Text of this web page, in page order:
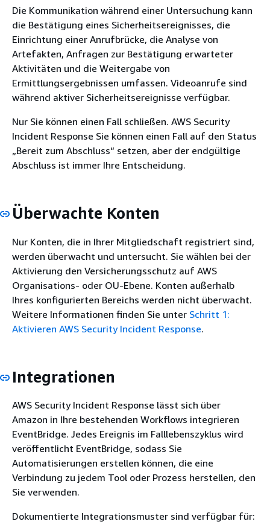
Die Kommunikation während einer Untersuchung kann
die Bestätigung eines Sicherheitsereignisses, die
Einrichtung einer Anrufbrücke, die Analyse von
Artefakten, Anfragen zur Bestätigung erwarteter
Aktivitäten und die Weitergabe von
Ermittlungsergebnissen umfassen. Videoanrufe sind
während aktiver Sicherheitsereignisse verfügbar.
Nur Sie können einen Fall schließen. AWS Security
Incident Response Sie können einen Fall auf den Status
„Bereit zum Abschluss“ setzen, aber der endgültige
Abschluss ist immer Ihre Entscheidung.
Überwachte Konten
Nur Konten, die in Ihrer Mitgliedschaft registriert sind,
werden überwacht und untersucht. Sie wählen bei der
Aktivierung den Versicherungsschutz auf AWS
Organisations- oder OU-Ebene. Konten außerhalb
Ihres konfigurierten Bereichs werden nicht überwacht.
Weitere Informationen finden Sie unter Schritt 1:
Aktivieren AWS Security Incident Response.
Integrationen
AWS Security Incident Response lässt sich über
Amazon in Ihre bestehenden Workflows integrieren
EventBridge. Jedes Ereignis im Falllebenszyklus wird
veröffentlicht EventBridge, sodass Sie
Automatisierungen erstellen können, die eine
Verbindung zu jedem Tool oder Prozess herstellen, den
Sie verwenden.
Dokumentierte Integrationsmuster sind verfügbar für: